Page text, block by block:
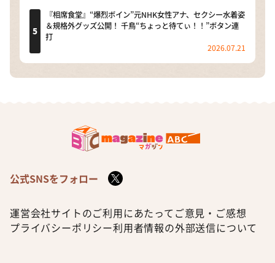
『相席食堂』“爆烈ボイン”元NHK女性アナ、セクシー水着姿
＆規格外グッズ公開！ 千鳥“ちょっと待てぃ！！”ボタン連
打
2026.07.21
公式SNSをフォロー
運営会社サイトのご利用にあたって ご意見・ご感想
プライバシーポリシー利用者情報の外部送信について